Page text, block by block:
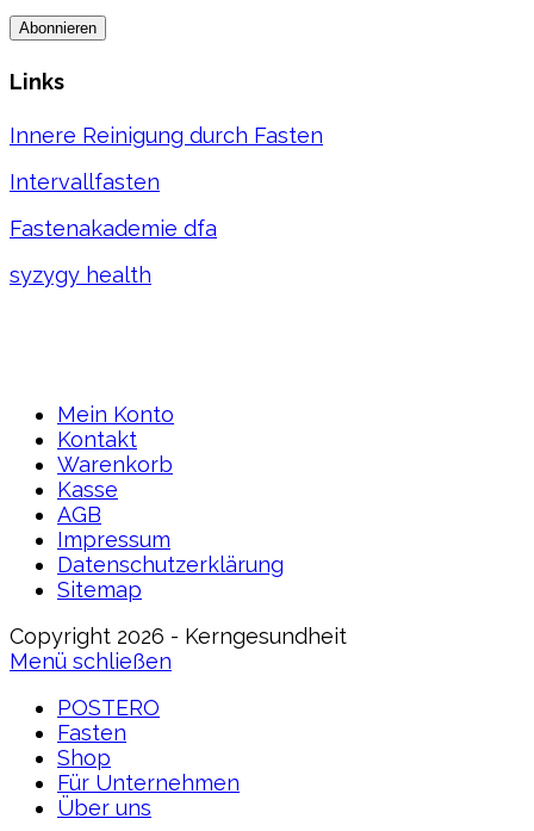
Links
Innere Reinigung durch Fasten
Intervallfasten
Fastenakademie dfa
syzygy health
Mein Konto
Kontakt
Warenkorb
Kasse
AGB
Impressum
Datenschutzerklärung
Sitemap
Copyright 2026 - Kerngesundheit
Menü schließen
POSTERO
Fasten
Shop
Für Unternehmen
Über uns